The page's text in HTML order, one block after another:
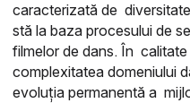
caracterizată de
stă la baza procesului de
filmelor de dans. În
complexitatea domeniului
evoluția permanentă a